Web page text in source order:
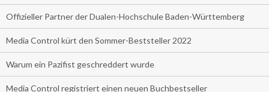
Offizieller Partner der Dualen-Hochschule Baden-Württemberg
Media Control kürt den Sommer-Beststeller 2022
Warum ein Pazifist geschreddert wurde
Media Control registriert einen neuen Buchbestseller